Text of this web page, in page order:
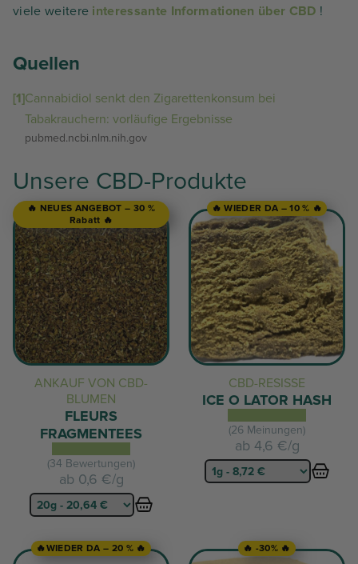
viele weitere interessante Informationen über CBD !
Quellen
[1]Cannabidiol senkt den Zigarettenkonsum bei
Tabakrauchern: vorläufige Ergebnisse
pubmed.ncbi.nlm.nih.gov
Unsere CBD-Produkte
🔥 NEUES ANGEBOT – 30 %
Rabatt 🔥
ANKAUF VON CBD-
BLUMEN
FLEURS
FRAGMENTEES
(34 Bewertungen)
ab 0,6 €/g
🔥 WIEDER DA – 10 % 🔥
CBD-RESISSE
ICE O LATOR HASH
(26 Meinungen)
ab 4,6 €/g
🔥WIEDER DA – 20 % 🔥 🔥 -30% 🔥